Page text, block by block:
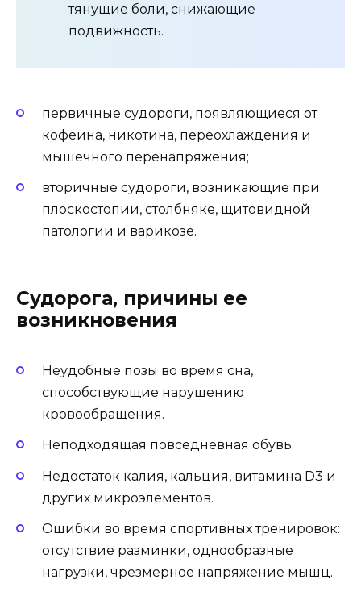
тянущие боли, снижающие
подвижность.
первичные судороги, появляющиеся от
кофеина, никотина, переохлаждения и
мышечного перенапряжения;
вторичные судороги, возникающие при
плоскостопии, столбняке, щитовидной
патологии и варикозе.
Судорога, причины ее
возникновения
Неудобные позы во время сна,
способствующие нарушению
кровообращения.
Неподходящая повседневная обувь.
Недостаток калия, кальция, витамина D3 и
других микроэлементов.
Ошибки во время спортивных тренировок:
отсутствие разминки, однообразные
нагрузки, чрезмерное напряжение мышц.